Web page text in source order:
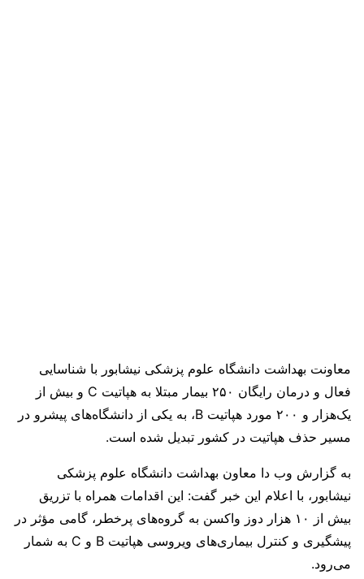
معاونت بهداشت دانشگاه علوم پزشکی نیشابور با شناسایی
فعال و درمان رایگان ۲۵۰ بیمار مبتلا به هپاتیت C و بیش از
یک‌هزار و ۲۰۰ مورد هپاتیت B، به یکی از دانشگاه‌های پیشرو در
مسیر حذف هپاتیت در کشور تبدیل شده است.
به گزارش وب دا معاون بهداشت دانشگاه علوم پزشکی
نیشابور، با اعلام این خبر گفت: این اقدامات همراه با تزریق
بیش از ۱۰ هزار دوز واکسن به گروه‌های پرخطر، گامی مؤثر در
پیشگیری و کنترل بیماری‌های ویروسی هپاتیت B و C به شمار
می‌رود.